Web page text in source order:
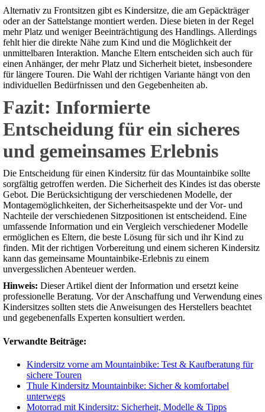
Alternativ zu Frontsitzen gibt es Kindersitze, die am Gepäckträger
oder an der Sattelstange montiert werden. Diese bieten in der Regel
mehr Platz und weniger Beeinträchtigung des Handlings. Allerdings
fehlt hier die direkte Nähe zum Kind und die Möglichkeit der
unmittelbaren Interaktion. Manche Eltern entscheiden sich auch für
einen Anhänger, der mehr Platz und Sicherheit bietet, insbesondere
für längere Touren. Die Wahl der richtigen Variante hängt von den
individuellen Bedürfnissen und den Gegebenheiten ab.
Fazit: Informierte
Entscheidung für ein sicheres
und gemeinsames Erlebnis
Die Entscheidung für einen Kindersitz für das Mountainbike sollte
sorgfältig getroffen werden. Die Sicherheit des Kindes ist das oberste
Gebot. Die Berücksichtigung der verschiedenen Modelle, der
Montagemöglichkeiten, der Sicherheitsaspekte und der Vor- und
Nachteile der verschiedenen Sitzpositionen ist entscheidend. Eine
umfassende Information und ein Vergleich verschiedener Modelle
ermöglichen es Eltern, die beste Lösung für sich und ihr Kind zu
finden. Mit der richtigen Vorbereitung und einem sicheren Kindersitz
kann das gemeinsame Mountainbike-Erlebnis zu einem
unvergesslichen Abenteuer werden.
Hinweis: Dieser Artikel dient der Information und ersetzt keine
professionelle Beratung. Vor der Anschaffung und Verwendung eines
Kindersitzes sollten stets die Anweisungen des Herstellers beachtet
und gegebenenfalls Experten konsultiert werden.
Verwandte Beiträge:
Kindersitz vorne am Mountainbike: Test & Kaufberatung für
sichere Touren
Thule Kindersitz Mountainbike: Sicher & komfortabel
unterwegs
Motorrad mit Kindersitz: Sicherheit, Modelle & Tipps